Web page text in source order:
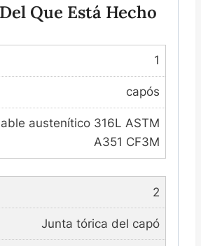
Que Está Hecho
1
capós
austenítico 316L ASTM
A351 CF3M
2
Junta tórica del capó